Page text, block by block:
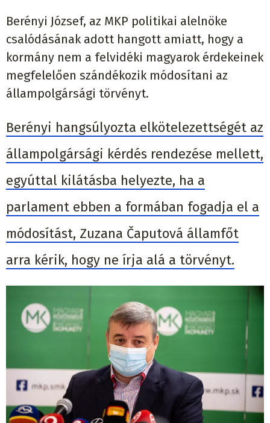
Berényi József, az MKP politikai alelnöke
csalódásának adott hangott amiatt, hogy a
kormány nem a felvidéki magyarok érdekeinek
megfelelően szándékozik módosítani az
állampolgársági törvényt.
Berényi hangsúlyozta elkötelezettségét az
állampolgársági kérdés rendezése mellett,
egyúttal kilátásba helyezte, ha a
parlament ebben a formában fogadja el a
módosítást, Zuzana Čaputová államfőt
arra kérik, hogy ne írja alá a törvényt.